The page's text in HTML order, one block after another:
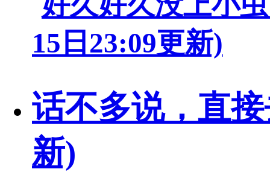
话不多说，直
新)